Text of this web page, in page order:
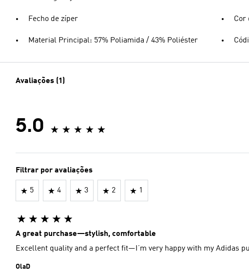
Fecho de zíper
Material Principal: 57% Poliamida / 43% Poliéster
Cor
Avaliações (1)
5.0
Filtrar por avaliações
5 4 3 2 1
A great purchase—stylish, comfortable
Excellent quality and a perfect fit—I’m very happy with my Adidas
OlaD